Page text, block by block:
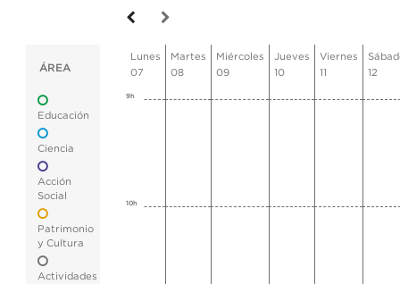
ÁREA
Educación
Ciencia
Acción
Social
Patrimonio
y Cultura
Actividades
Lunes
07
Martes
08
Miércoles
09
Jueves
10
Viernes
11
12
9h
10h